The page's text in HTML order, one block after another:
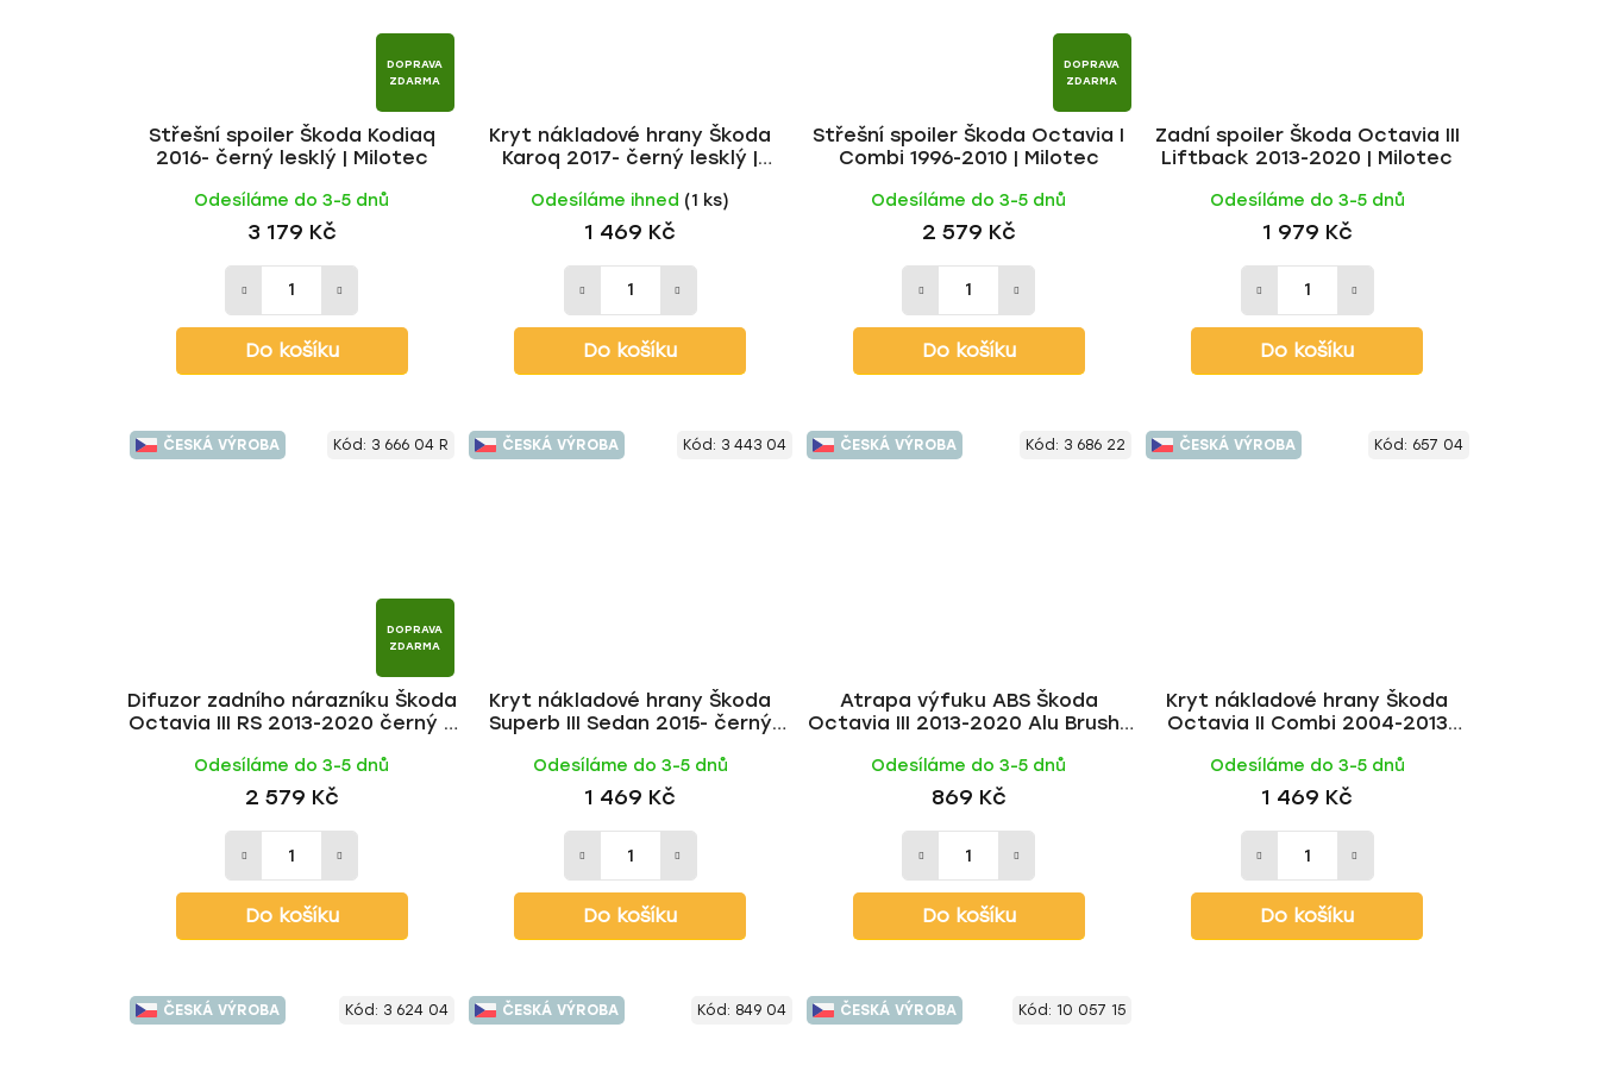
DOPRAVA
ZDARMA
Střešní spoiler Škoda Kodiaq
2016- černý lesklý | Milotec
Odesíláme do 3-5 dnů
3 179 Kč
Do košíku
Kryt nákladové hrany Škoda
Karoq 2017- černý lesklý |
Odesíláme ihned (1 ks)
1 469 Kč
Do košíku
DOPRAVA
ZDARMA
Střešní spoiler Škoda Octavia I
Combi 1996-2010 | Milotec
Odesíláme do 3-5 dnů
2 579 Kč
Do košíku
Zadní spoiler Škoda Octavia III
Liftback 2013-2020 | Milotec
Odesíláme do 3-5 dnů
1 979 Kč
Do košíku
ČESKÁ VÝROBA
DOPRAVA
ZDARMA
Difuzor zadního nárazníku Škoda
Octavia III RS 2013-2020 černý s
Odesíláme do 3-5 dnů
2 579 Kč
Do košíku
Kód: 3 666 04 R ČESKÁ VÝROBA
Kryt nákladové hrany Škoda
Superb III Sedan 2015- černý
Odesíláme do 3-5 dnů
1 469 Kč
Do košíku
Kód: 3 443 04 ČESKÁ VÝROBA
Atrapa výfuku ABS Škoda
Octavia III 2013-2020 Alu Brush |
Odesíláme do 3-5 dnů
869 Kč
Do košíku
Kód: 3 686 22 ČESKÁ VÝROBA
Kryt nákladové hrany Škoda
Octavia II Combi 2004-2013
Odesíláme do 3-5 dnů
1 469 Kč
Do košíku
Kód: 657 04
ČESKÁ VÝROBA Kód: 3 624 04 ČESKÁ VÝROBA Kód: 849 04 ČESKÁ VÝROBA Kód: 10 057 15